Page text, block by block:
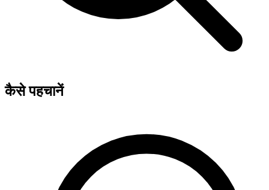
कैसे पहचानें